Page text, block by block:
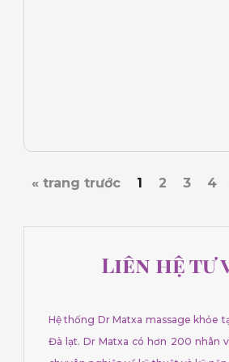
« trang trước 1 2 3 4
Liên hệ tư
Hệ thống Dr Matxa massage khỏe
Đà lạt. Dr Matxa có hơn 200 nhân